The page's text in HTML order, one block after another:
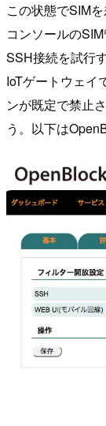
この状態でSIM
コンソールの
SSH接続を試行
IoTゲートウェイ
ンが既定で禁止
う。以下は